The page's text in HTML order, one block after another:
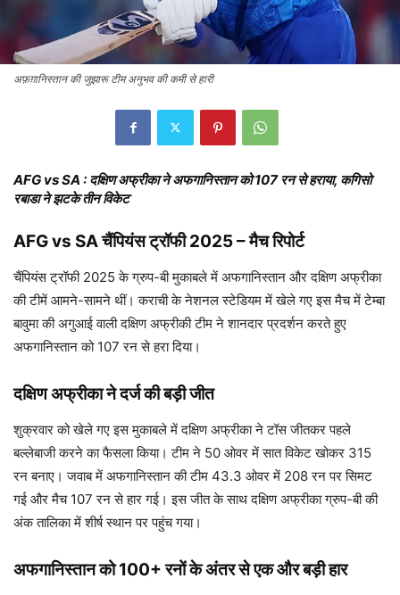
अफ़ग़ानिस्तान की जुझारू टीम अनुभव की कमी से हारी
AFG vs SA : दक्षिण अफ्रीका ने अफगानिस्तान को 107 रन से हराया, कगिसो
रबाडा ने झटके तीन विकेट
AFG vs SA चैंपियंस ट्रॉफी 2025 – मैच रिपोर्ट
चैंपियंस ट्रॉफी 2025 के ग्रुप-बी मुकाबले में अफगानिस्तान और दक्षिण अफ्रीका
की टीमें आमने-सामने थीं। कराची के नेशनल स्टेडियम में खेले गए इस मैच में टेम्बा
बावुमा की अगुआई वाली दक्षिण अफ्रीकी टीम ने शानदार प्रदर्शन करते हुए
अफगानिस्तान को 107 रन से हरा दिया।
दक्षिण अफ्रीका ने दर्ज की बड़ी जीत
शुक्रवार को खेले गए इस मुकाबले में दक्षिण अफ्रीका ने टॉस जीतकर पहले
बल्लेबाजी करने का फैसला किया। टीम ने 50 ओवर में सात विकेट खोकर 315
रन बनाए। जवाब में अफगानिस्तान की टीम 43.3 ओवर में 208 रन पर सिमट
गई और मैच 107 रन से हार गई। इस जीत के साथ दक्षिण अफ्रीका ग्रुप-बी की
अंक तालिका में शीर्ष स्थान पर पहुंच गया।
अफगानिस्तान को 100+ रनों के अंतर से एक और बड़ी हार